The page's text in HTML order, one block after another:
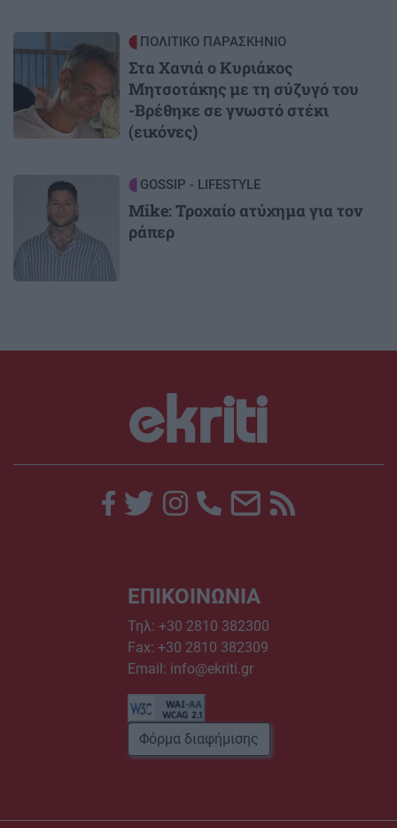
ΠΟΛΙΤΙΚΟ ΠΑΡΑΣΚΗΝΙΟ
Στα Χανιά ο Κυριάκος
Μητσοτάκης με τη σύζυγό του
-Βρέθηκε σε γνωστό στέκι
(εικόνες)
Image GOSSIP - LIFESTYLE
Mike: Τροχαίο ατύχημα για τον
ράπερ
ΕΠΙΚΟΙΝΩΝΙΑ
Τηλ: +30 2810 382300
Fax: +30 2810 382309
Email: info@ekriti.gr
Φόρμα διαφήμισης